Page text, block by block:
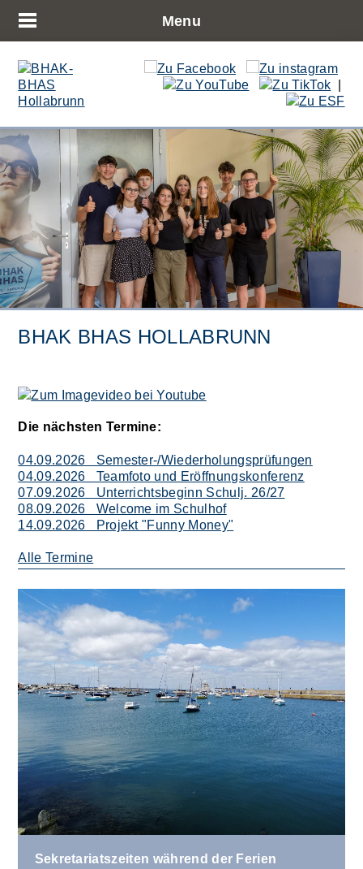
Menu
|
BHAK BHAS HOLLABRUNN
Die nächsten Termine:
04.09.2026 Semester-/Wiederholungsprüfungen
04.09.2026 Teamfoto und Eröffnungskonferenz
07.09.2026 Unterrichtsbeginn Schulj. 26/27
08.09.2026 Welcome im Schulhof
14.09.2026 Projekt "Funny Money"
Alle Termine
Sekretariatszeiten während der Ferien